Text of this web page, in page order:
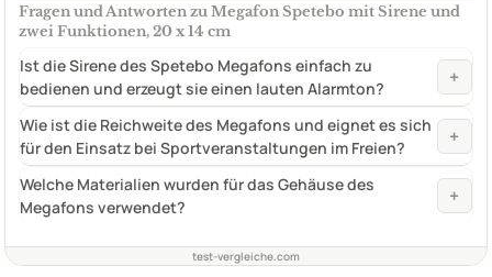
Fragen und Antworten zu Megafon Spetebo mit Sirene und
zwei Funktionen, 20 x 14 cm
Ist die Sirene des Spetebo Megafons einfach zu
bedienen und erzeugt sie einen lauten Alarmton?
+
Wie ist die Reichweite des Megafons und eignet es sich
für den Einsatz bei Sportveranstaltungen im Freien?
+
Welche Materialien wurden für das Gehäuse des
Megafons verwendet?
+
test-vergleiche.com